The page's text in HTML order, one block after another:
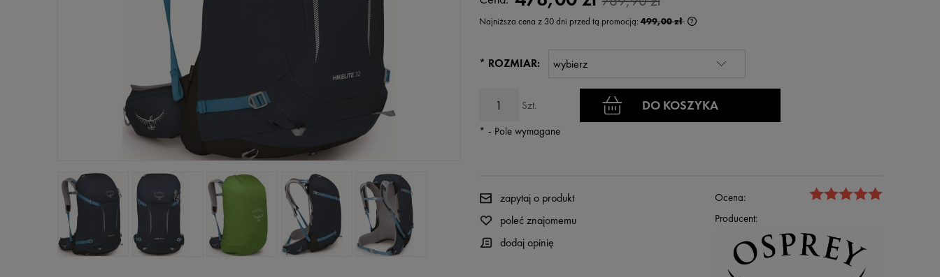
Najniższa cena z 30 dni przed tą promocją:499,00 zł
wyświetlana jest najniższa cena od momentu,
* ROZMIAR:
Szt. DO KOSZYKA
* - Pole wymagane
Ocena:
Producent:
zapytaj o produkt
poleć znajomemu
dodaj opinię